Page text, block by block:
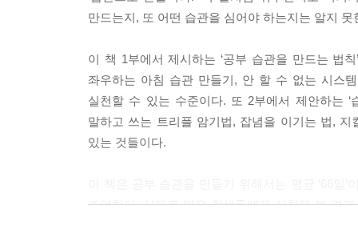
사람들에게 한 가지 행동을 습관으로 만들게 했다
하지 않아도 하게 되는 상태(Doging without
---「법칙5 66일을 지속하라. 습관이 될 것이다」중
50분 공부하고 10분을 쉰다고 했을 때, 앞으로는
시간을 추가로 더 늘리지 않아도 돼 좋다. 같은 시
부한 시간은 동일하지만 그 효과는 어마어마하다.
만드는지, 또 어떤 습관을 심어야 하는지는 알지
이 책 1부에서 제시하는 ‘공부 습관을 만드는 법
좌우하는 아침 습관 만들기, 안 할 수 없는 시스
실천할 수 있는 수준이다. 또 2부에서 제안하는
말하고 쓰는 트리플 암기법, 잡념을 이기는 법,
있는 것들이다.
조언한다. 실제로 많은 학생들에게 실천해 본 결